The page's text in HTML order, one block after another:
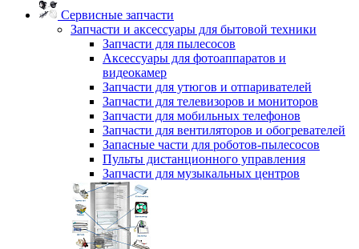
Сервисные запчасти
Запчасти и аксессуары для бытовой техники
Запчасти для пылесосов
Аксессуары для фотоаппаратов и
видеокамер
Запчасти для утюгов и отпаривателей
Запчасти для телевизоров и мониторов
Запчасти для мобильных телефонов
Запчасти для вентиляторов и обогревателей
Запасные части для роботов-пылесосов
Пульты дистанционного управления
Запчасти для музыкальных центров